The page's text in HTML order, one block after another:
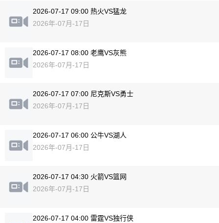
2026-07-17 09:00 热火VS猛龙
2026年-07月-17日
2026-07-17 08:00 老鹰VS灰熊
2026年-07月-17日
2026-07-17 07:00 尼克斯VS勇士
2026年-07月-17日
2026-07-17 06:00 公牛VS湖人
2026年-07月-17日
2026-07-17 04:30 火箭VS篮网
2026年-07月-17日
2026-07-17 04:00 雷霆VS独行侠